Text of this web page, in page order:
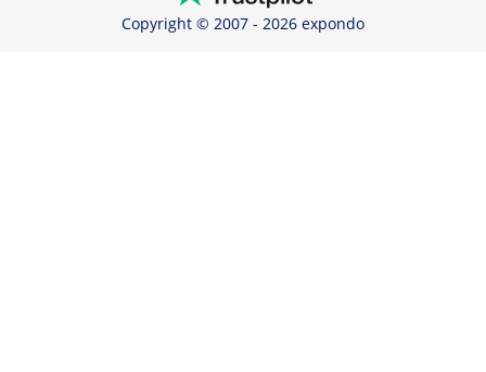
Copyright © 2007 - 2026 expondo